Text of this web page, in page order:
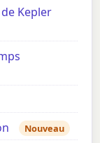
Kepler
Nouveau